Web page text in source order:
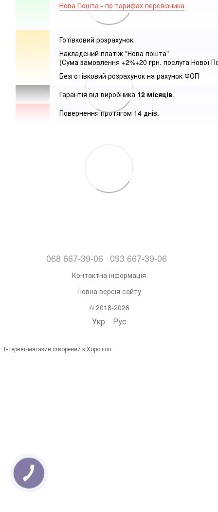
Нова Пошта - по тарифах перевізника
Готівковий розрахунок
Накладений платіж "Нова пошта"
(Сума замовлення +2%+20 грн. послуга Нової
Безготівковий розрахунок на рахунок ФОП
Гарантія від виробника 12 місяців.
Повернення протягом 14 днів.
068 667-39-06 093 667-39-06
Контактна інформація
Повна версія сайту
© 2018-2026
Укр Рус
Інтернет-магазин створений з Хорошоп